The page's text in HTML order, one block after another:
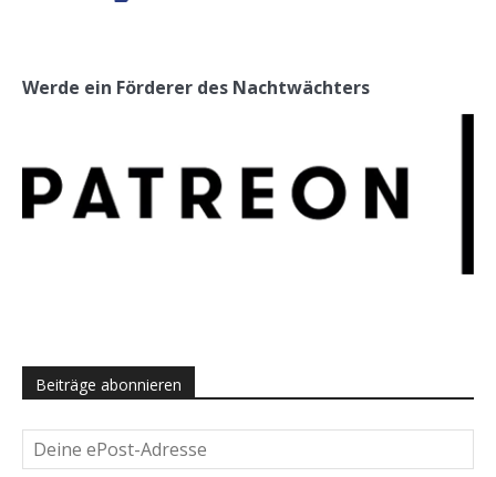
Werde ein Förderer des Nachtwächters
Beiträge abonnieren
Deine
ePost-